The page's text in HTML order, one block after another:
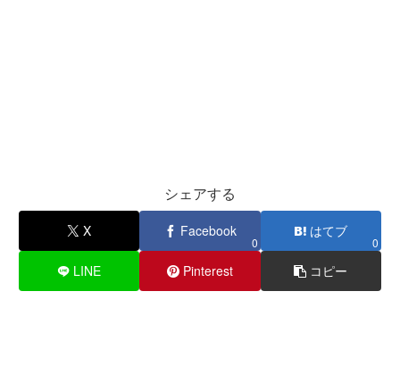
シェアする
X Facebook
0
はてブ
0
LINE Pinterest コピー